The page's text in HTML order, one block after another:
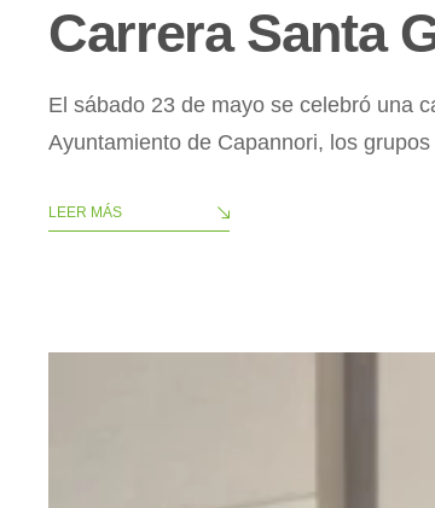
Carrera Santa
El sábado 23 de mayo se celebró una
Ayuntamiento de Capannori, los
LEER MÁS